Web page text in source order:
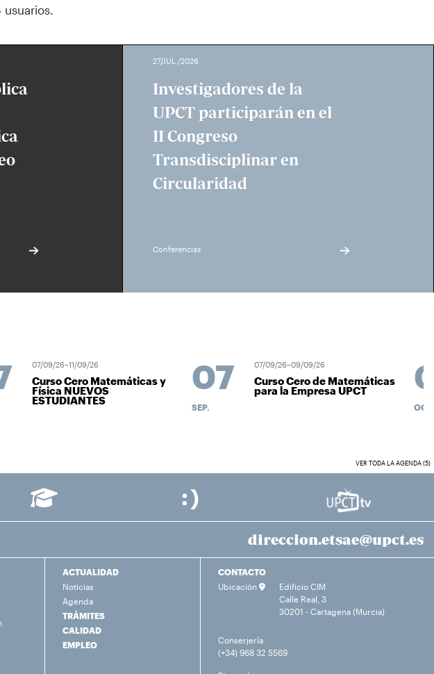
27/JUL./2026
Investigadores de la
UPCT participarán en el
II Congreso
Transdisciplinar en
Circularidad
Conferencias
07/09/26–11/09/26
Curso Cero Matemáticas y
Física NUEVOS
ESTUDIANTES
07
SEP.
07/09/26–09/09/26
Curso Cero de Matemáticas
para la Empresa UPCT
OCT.
VER TODA LA AGENDA (5)
direccion.etsae@upct.es
ACTUALIDAD
Noticias
Agenda
TRÁMITES
CALIDAD
EMPLEO
CONTACTO
Ubicación
Edificio CIM
Calle Real, 3
30201 - Cartagena (Murcia)
Conserjería
(+34) 968 32 5569